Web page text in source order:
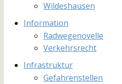
Wildeshausen
Information
Radwegenovelle
Verkehrsrecht
Infrastruktur
Gefahrenstellen